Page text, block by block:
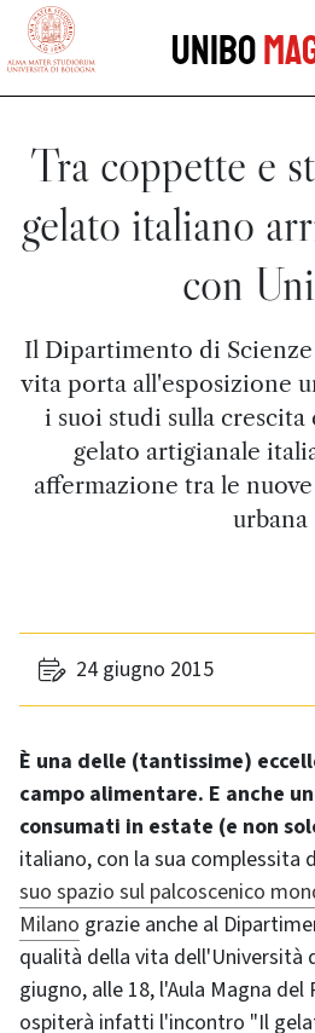
vai al contenuto della pagina
Unibo
Tra coppette e
gelato italiano
con
Il Dipartimento di
vita porta all'esposizione
i suoi studi sulla
gelato artigianale
affermazione tra le
urbana
24 giugno 2015
È una delle (tantissime)
campo alimentare. E anche
consumati in estate (e non
italiano, con la sua complessita
suo spazio sul palcoscenico
Milano grazie anche al
qualità della vita dell'Università
giugno, alle 18, l'Aula Magna
ospiterà infatti l'incontro "Il